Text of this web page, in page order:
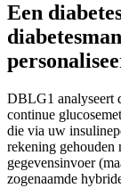
Een
DBLG1 analyseert
continue
die via uw
rekening gehouden
gegevensinvoer
zogenaamde